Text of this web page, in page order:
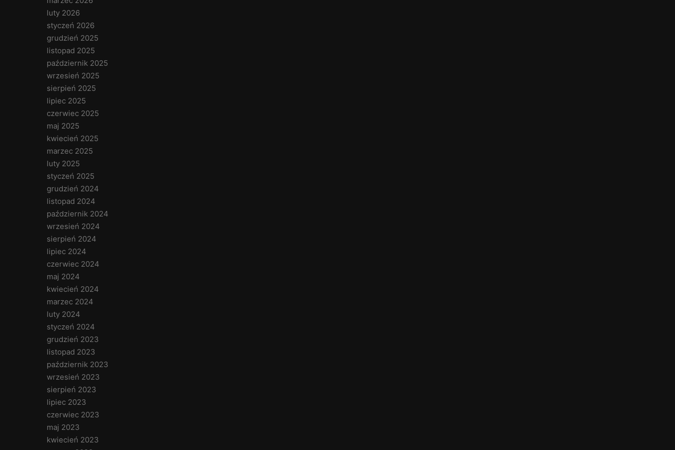
luty 2026
styczeń 2026
grudzień 2025
listopad 2025
październik 2025
wrzesień 2025
sierpień 2025
lipiec 2025
czerwiec 2025
maj 2025
kwiecień 2025
marzec 2025
luty 2025
styczeń 2025
grudzień 2024
listopad 2024
październik 2024
wrzesień 2024
sierpień 2024
lipiec 2024
czerwiec 2024
maj 2024
kwiecień 2024
marzec 2024
luty 2024
styczeń 2024
grudzień 2023
listopad 2023
październik 2023
wrzesień 2023
sierpień 2023
lipiec 2023
czerwiec 2023
maj 2023
kwiecień 2023